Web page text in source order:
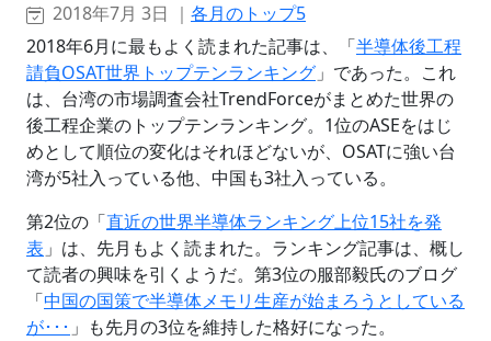
2018年7月 3日 ｜ 各月のトップ5
2018年6月に最もよく読まれた記事は、「半導体後工程
請負OSAT世界トップテンランキング」であった。これ
は、台湾の市場調査会社TrendForceがまとめた世界の
後工程企業のトップテンランキング。1位のASEをはじ
めとして順位の変化はそれほどないが、OSATに強い台
湾が5社入っている他、中国も3社入っている。
第2位の「直近の世界半導体ランキング上位15社を発
表」は、先月もよく読まれた。ランキング記事は、概し
て読者の興味を引くようだ。第3位の服部毅氏のブログ
「中国の国策で半導体メモリ生産が始まろうとしている
が･･･ 」も先月の3位を維持した格好になった。